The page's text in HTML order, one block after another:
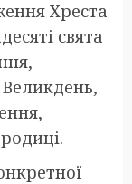
Хреста
свята